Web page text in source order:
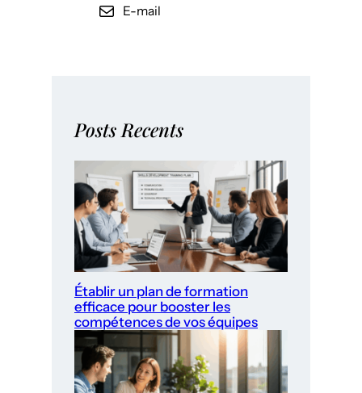
E-mail
Posts Recents
Établir un plan de formation
efficace pour booster les
compétences de vos équipes